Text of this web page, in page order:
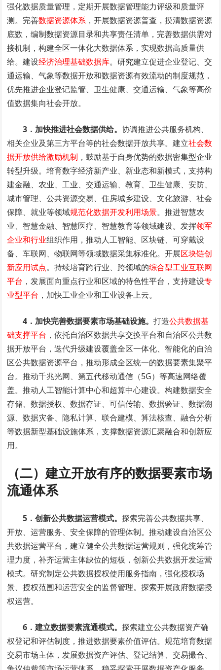
强化数据质量管理，定期开展数据管理能力评级和质量评
测。完善数据资源体系 ，开展数据资源普查，摸清数据资源
底数，编制数据资源目录和共享责任清单，完善数据供需对
接机制，构建全区一体化大数据体系，实现数据高质量供
给。建设经济治理基础数据库。研究建立促进企业登记、交
通运输、气象等数据开放和数据资源有效流动的制度规范，
优先推进企业登记监管、卫生健康、交通运输、气象等高价
值数据集向社会开放。
3．加快推进社会数据供给。协调推进公共服务机构、
相关企业及第三方平台等的社会数据开放共享。建立社会数
据开放供给激励机制 ，鼓励基于自身优势的数据密集型企业
转型升级。培育数字经济新产业、新业态和新模式，支持构
建金融、农业、工业、交通运输、教育、卫生健康、安防、
城市管理、公共资源交易、住房城乡建设、文化旅游、社会
保障、就业等领域规范化数据开发利用场景。推进智慧农
业、智慧金融、智慧医疗、智慧教育等领域建设。发挥领军
企业和行业组织作用，推动人工智能、区块链、可穿戴设
备、车联网、物联网等领域数据采集标准化。开展区块链创
新应用试点。持续培育跨行业、跨领域的综合型工业互联网
平台 ，发展面向重点行业和区域的特色性平台，支持建设专
业型平台 ，加快工业企业和工业设备上云。
4．加快完善数据要素市场基础设施。打造公共数据基
础支撑平台 ，依托自治区数据共享交换平台和自治区公共数
据开放平台，迭代升级建设覆盖全区一体化、智能化的自治
区公共数据资源平台，推动形成全区统一的数据要素集聚平
台。推动千兆光网、第五代移动通信（5G）等高速网络覆
盖。推动人工智能计算中心和超算中心建设。构建数据安全
存储、数据授权、数据存证、可信传输、数据验证、数据溯
源、数据灾备、隐私计算、联合建模、算法核查、融合分析
等数据新型基础设施体系，支撑数据资源汇聚融合和创新应
用。
（二）建立开放有序的数据要素市场
流通体系
5．创新公共数据运营模式。探索完善公共数据共享、
开放、运营服务、安全保障的管理体制。推动建设自治区公
共数据运营平台，建立健全公共数据运营规则，强化统筹管
理力度，补齐运营主体缺位的短板，创新公共数据开发运营
模式。研究制定公共数据授权使用服务指南，强化授权场
景、授权范围和运营安全的监督管理。探索开展政府数据授
权运营。
6．建立数据要素流通模式。探索建立公共数据资产确
权登记和评估制度，推进数据要素价值评估。规范培育数据
交易市场主体，发展数据资产评估、登记结算、交易撮合、